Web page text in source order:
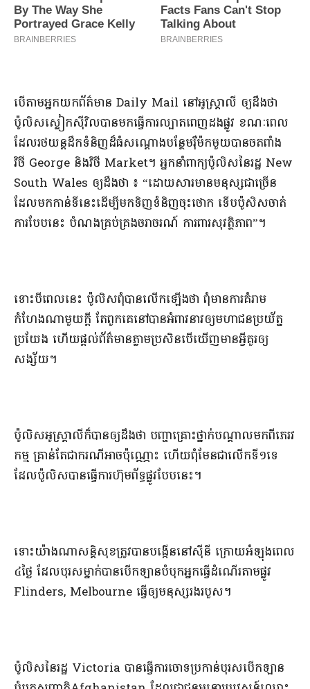
​បើ​តាម​អ្នកយកព័ត៌មាន Daily Mail នៅ​អូស្ត្រាលី ឲ្យដឹងថា
ប៉ូលិស​ស្លៀក​ស៊ីវិល​បាន​មក​ធ្វើការ​ល្បាត​ពេញ​ដងផ្លូវ ខណៈពេល​
ដែល​រថយន្ត​ដឹក​ទំនិញ​ដ៏​ធំ​សណ្តោង​បន្ថែម​រ៉ឺម៉ក​មួយ​បាន​ចត​ពាំ​ង
វិថី George និង​វិថី Market​។ អ្នកនាំពាក្យ​ប៉ូលិស​នៃ​រដ្ឋ New
South Wales ឲ្យដឹងថា ៖ “​ដោយសារ​មាន​មនុស្ស​ជាច្រើន​
ដែល​មក​កាន់​ទី​នេះ​ដើម្បី​មក​ទិញ​ទំនិញ​ចុះថោក ទើប​ប៉ូ​សិស​ចាត់
ការ​បែបនេះ បំណង​គ្រប់គ្រង​ចរាចរណ៍ ការពារ​សុវត្ថិភាព​”​។​
​ទោះបី​ពេលនេះ ប៉ូលិស​ពុំ​បាន​លើកឡើង​ថា ពុំ​មាន​ការគំរាម
កំហែង​ណាមួយ​ក្តី តែ​ពួកគេ​នៅ​បាន​អំពាវនាវ​ឲ្យ​មហាជន​ប្រយ័ត្ន
ប្រយែង ហើយ​ផ្តល់​ព័ត៌មាន​ភ្លាម​ប្រសិនបើ​ឃើញ​មាន​អ្វី​គួរឲ្យ​
សង្ស័យ​។​
​ប៉ូលិស​អូស្ត្រាលី​ក៏​បានឲ្យដឹងថា បញ្ហា​គ្រោះថ្នាក់​បណ្តាលមកពី​ភេរវ
កម្ម គ្រាន់តែ​ជា​ករណី​អាច​ប៉ុណ្ណោះ ហើយ​ពុំ​មែន​ជា​លើក​ទី​១​ទេ
ដែល​ប៉ូលិស​បាន​ធ្វើ​ការហ៊ុមព័ទ្ធ​ផ្លូវ​បែប​នេះ​។​
​ទោះ​យ៉ាងណា​សន្តិសុខ​ត្រូវបាន​បង្កើន​នៅ​ស៊ី​នី ក្រោយ​អំឡុងពេល​
៤​ថ្ងៃ ដែល​បុរស​ម្នាក់​បាន​បើកឡាន​បំបុក​អ្នកធ្វើ​ដំណើរ​តាមផ្លូវ
Flinders, Melbourne ធ្វើឲ្យ​មនុស្ស​រងរបួស​។​
​ប៉ូលិស​នៃ​រដ្ឋ Victoria បាន​ធ្វើ​ការចោទប្រកាន់​បុរស​បើកឡាន​